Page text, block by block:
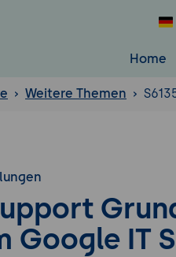
Home
Weitere Themen
Google IT